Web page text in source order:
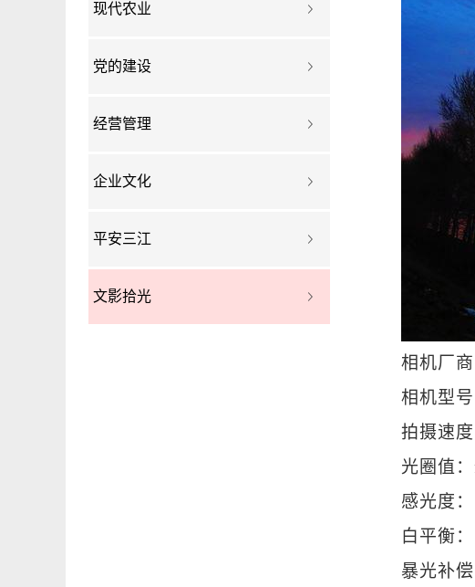
现代农业
党的建设
经营管理
企业文化
平安三江
文影拾光
相机厂
相机型
拍摄速
光圈值
感光度
白平衡
暴光补